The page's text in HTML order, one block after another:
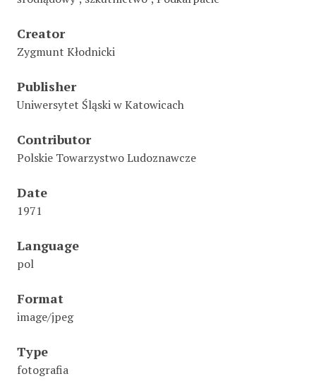
Creator
Zygmunt Kłodnicki
Publisher
Uniwersytet Śląski w Katowicach
Contributor
Polskie Towarzystwo Ludoznawcze
Date
1971
Language
pol
Format
image/jpeg
Type
fotografia